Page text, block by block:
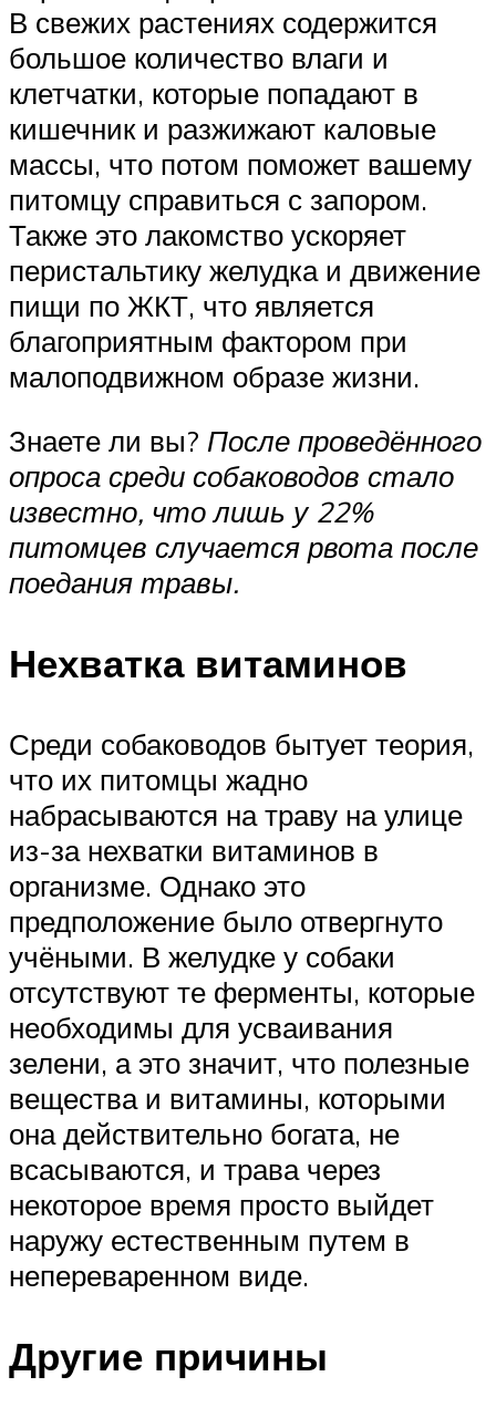
В свежих растениях содержится
большое количество влаги и
клетчатки, которые попадают в
кишечник и разжижают каловые
массы, что потом поможет вашему
питомцу справиться с запором.
Также это лакомство ускоряет
перистальтику желудка и движение
пищи по ЖКТ, что является
благоприятным фактором при
малоподвижном образе жизни.
Знаете ли вы? После проведённого
опроса среди собаководов стало
известно, что лишь у 22%
питомцев случается рвота после
поедания травы.
Нехватка витаминов
Среди собаководов бытует теория,
что их питомцы жадно
набрасываются на траву на улице
из-за нехватки витаминов в
организме. Однако это
предположение было отвергнуто
учёными. В желудке у собаки
отсутствуют те ферменты, которые
необходимы для усваивания
зелени, а это значит, что полезные
вещества и витамины, которыми
она действительно богата, не
всасываются, и трава через
некоторое время просто выйдет
наружу естественным путем в
непереваренном виде.
Другие причины